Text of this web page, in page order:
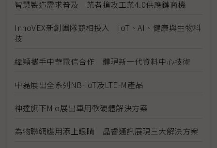
智慧製造需求普及 業者搶攻工業4.0供應鏈商機
InnoVEX新創團隊競相投入 IoT、AI、健康與生物科
技
緯穎攜手中華電信合作 體現新一代資料中心技術
中磊展出全系列NB-IoT及LTE-M產品
神達旗下Mio展出車用軟硬體解決方案
為物聯網應用添上眼睛 晶睿通訊展現三大解決方案